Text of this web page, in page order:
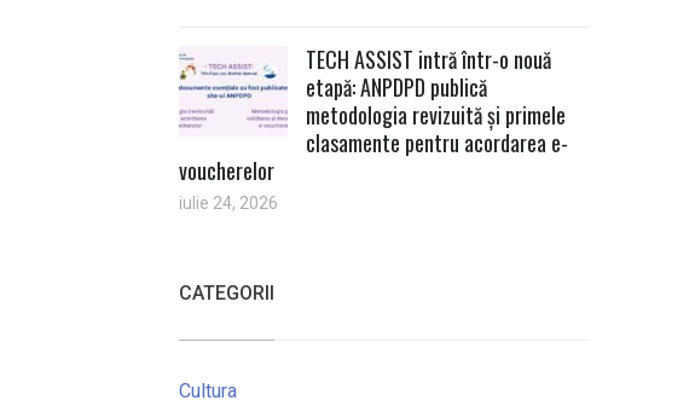
TECH ASSIST intră într-o nouă
etapă: ANPDPD publică
metodologia revizuită și primele
clasamente pentru acordarea e-
voucherelor
iulie 24, 2026
CATEGORII
Cultura